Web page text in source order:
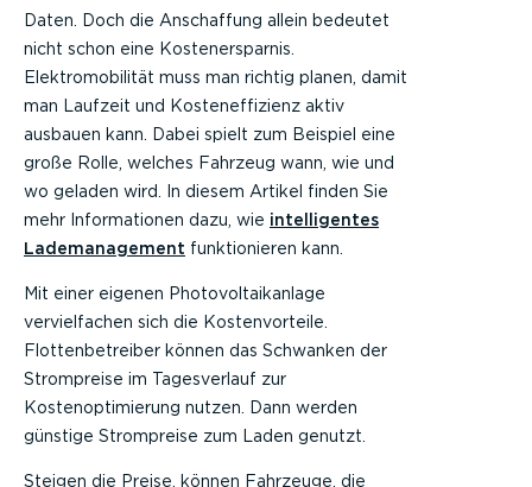
Daten. Doch die Anschaffung allein bedeutet
nicht schon eine Kostenersparnis.
Elektromobilität muss man richtig planen, damit
man Laufzeit und Kosteneffizienz aktiv
ausbauen kann. Dabei spielt zum Beispiel eine
große Rolle, welches Fahrzeug wann, wie und
wo geladen wird. In diesem Artikel finden Sie
mehr Informationen dazu, wie intelligentes
Lademanagement funktionieren kann.
Mit einer eigenen Photovoltaikanlage
vervielfachen sich die Kostenvorteile.
Flottenbetreiber können das Schwanken der
Strompreise im Tagesverlauf zur
Kostenoptimierung nutzen. Dann werden
günstige Strompreise zum Laden genutzt.
Steigen die Preise, können Fahrzeuge, die